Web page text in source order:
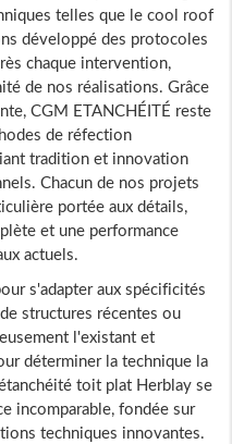
telles que le cool roof
développé des protocoles
chaque intervention,
de nos réalisations. Grâce
CGM ETANCHÉITÉ reste
de réfection
tradition et innovation
Chacun de nos projets
portée aux détails,
et une performance
actuels.
s'adapter aux spécificités
structures récentes ou
l'existant et
déterminer la technique la
toit plat Herblay se
incomparable, fondée sur
techniques innovantes.